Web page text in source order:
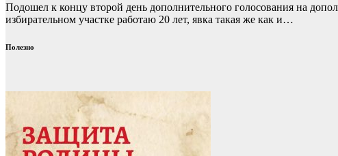
Подошел к концу второй день дополнительного голосования на
избирательном участке работаю 20 лет, явка такая же как и…
Полезно